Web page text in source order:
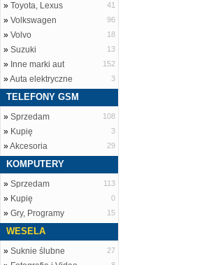
» Toyota, Lexus 41
» Volkswagen 96
» Volvo 18
» Suzuki 13
» Inne marki aut 152
»Auta elektryczne 3
TELEFONY GSM
» Sprzedam 108
» Kupię 3
»Akcesoria 29
KOMPUTERY
» Sprzedam 113
» Kupię 0
» Gry, Programy 15
WESELA
» Suknie ślubne 27